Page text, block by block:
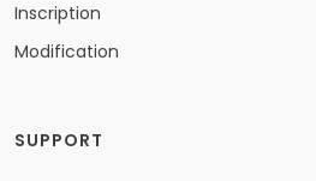
Inscription
Modification
SUPPORT